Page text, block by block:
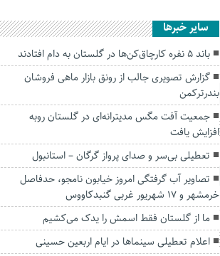
سایر خبرها
باند ۵ نفره کارچاق‌کن‌ها در گلستان به دام افتادند
گزارش تصویری جالب از رونق بازار ماهی فروشان
بندرترکمن
جمعیت آفت مگس مدیترانه‌ای در گلستان روبه
افزایش یافت
تعطیلی بی‌سر و صدای پرواز گرگان – استانبول
تصاویر آب گرفتگی امروز خیابون نامجو، حدفاصل
خرمشهر و 17 شهریور غربی گنبدکاووس
ما از گلستان فقط‌ اسمش را یدک می‌کشیم
اعلام تعطیلی سینما‌ها در ایام اربعین حسینی